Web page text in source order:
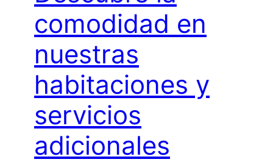
comodidad en
nuestras
habitaciones y
servicios
adicionales